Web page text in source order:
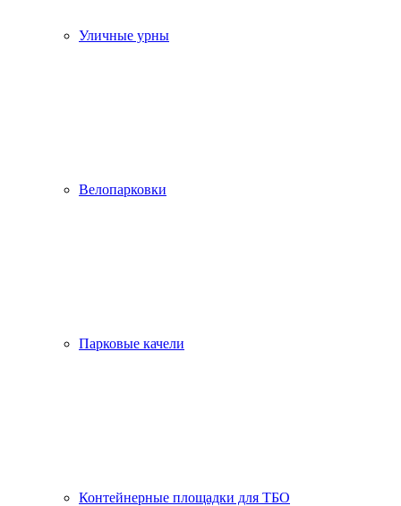
Уличные урны
Велопарковки
Парковые качели
Контейнерные площадки для ТБО